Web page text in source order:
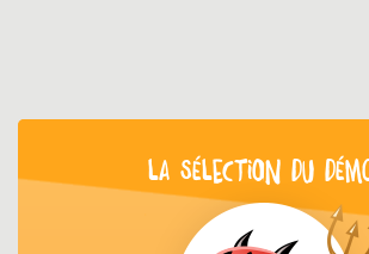
LA SÉLECTION DU